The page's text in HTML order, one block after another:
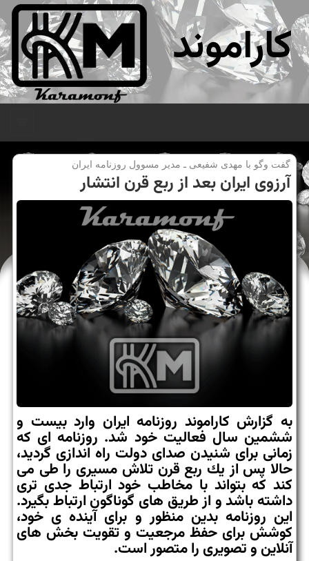
کاراموند
گفت وگو با مهدی شفیعی ـ مدیر مسوول روزنامه ایران
آرزوی ایران بعد از ربع قرن انتشار
به گزارش كاراموند روزنامه ایران وارد بیست و
ششمین سال فعالیت خود شد. روزنامه ای كه
زمانی برای شنیدن صدای دولت راه اندازی گردید،
حالا پس از یك ربع قرن تلاش مسیری را طی می
كند كه بتواند با مخاطب خود ارتباط جدی تری
داشته باشد و از طریق های گوناگون ارتباط بگیرد.
این روزنامه بدین منظور و برای آینده ی خود،
كوشش برای حفظ مرجعیت و تقویت بخش های
آنلاین و تصویری را متصور است.